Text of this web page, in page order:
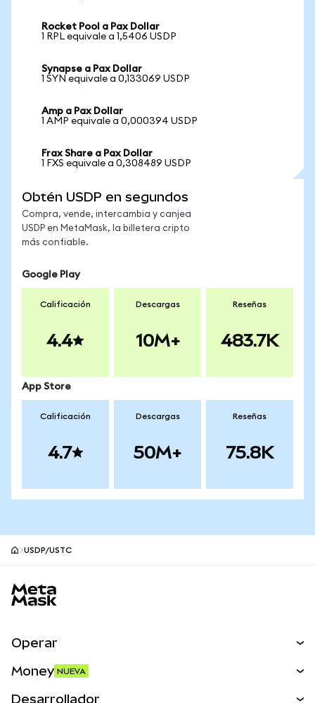
Rocket Pool a Pax Dollar
1 RPL equivale a 1,5406 USDP
Synapse a Pax Dollar
1 SYN equivale a 0,133069 USDP
Amp a Pax Dollar
1 AMP equivale a 0,000394 USDP
Frax Share a Pax Dollar
1 FXS equivale a 0,308489 USDP
Obtén USDP en segundos
Compra, vende, intercambia y canjea
USDP en MetaMask, la billetera cripto
más confiable.
Google Play
Calificación
4.4
Descargas
10M+
Reseñas
483.7K
App Store
Calificación
4.7
Descargas
50M+
Reseñas
75.8K
USDP/USTC
Operar
Money NUEVA
Desarrollador